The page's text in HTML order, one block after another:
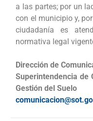
a las partes; por un
con el municipio y,
ciudadanía es
normativa legal
Dirección de
Superintendencia de
Gestión del Suelo